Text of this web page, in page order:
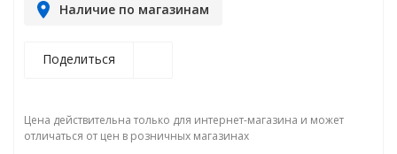
Наличие по магазинам
Поделиться
Цена действительна только для интернет-магазина и может
отличаться от цен в розничных магазинах